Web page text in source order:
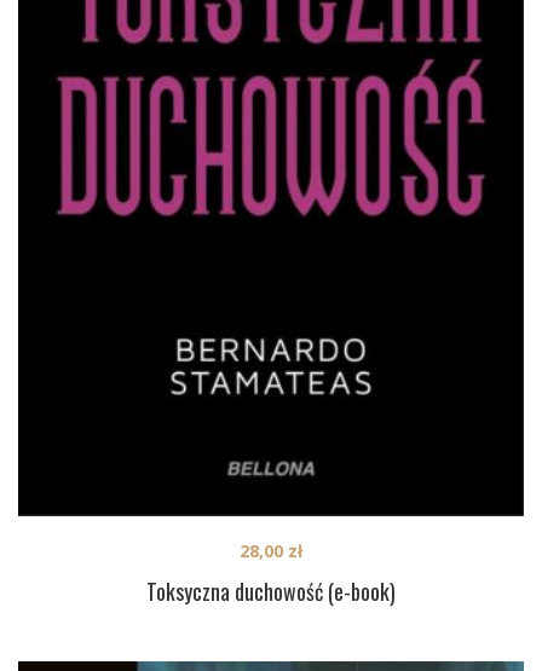
Toksyczna duchowość (e-book)
28,00 zł